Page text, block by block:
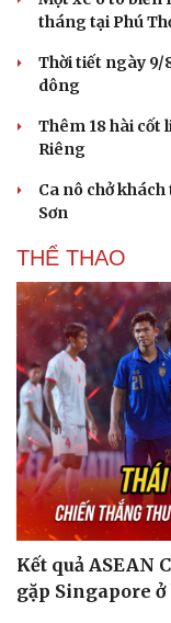
tháng tại Phú
Thời tiết ngày 9/
dông
Thêm 18 hài cốt
Riêng
Ca nô chở
Sơn
THỂ THAO
Kết quả ASEAN
gặp Singapore